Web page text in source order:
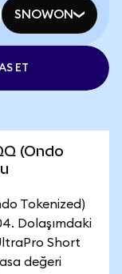
SNOWON
ET
(Ondo
Tokenized)
Dolaşımdaki
Short
değeri